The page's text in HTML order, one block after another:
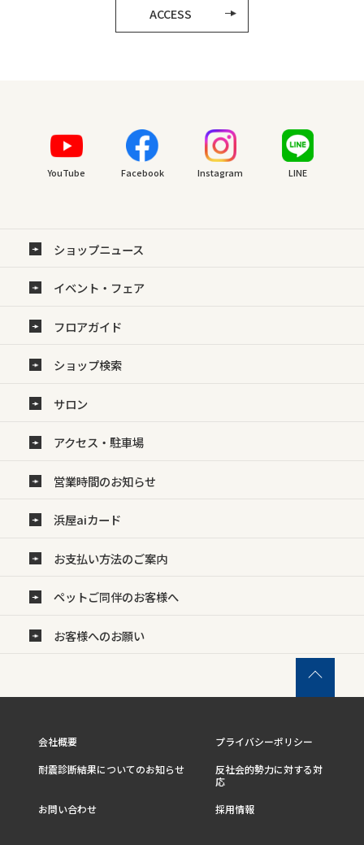
ACCESS
YouTube Facebook Instagram LINE
ショップニュース
イベント・フェア
フロアガイド
ショップ検索
サロン
アクセス・駐車場
営業時間のお知らせ
浜屋aiカード
お支払い方法のご案内
ペットご同伴のお客様へ
お客様へのお願い
会社概要
プライバシーポリシー
耐震診断結果についてのお知らせ
反社会的勢力に対する対
応
お問い合わせ
採用情報